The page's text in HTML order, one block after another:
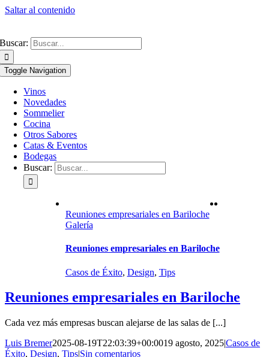
Saltar al contenido
Buscar:
Toggle Navigation
Vinos
Novedades
Sommelier
Cocina
Otros Sabores
Catas & Eventos
Bodegas
Buscar:
Reuniones empresariales en Bariloche
Galería
Reuniones empresariales en Bariloche
Casos de Éxito, Design, Tips
Reuniones empresariales en Bariloche
Cada vez más empresas buscan alejarse de las salas de [...]
Luis Bremer2025-08-19T22:03:39+00:0019 agosto, 2025|Casos de
Éxito, Design, Tips|Sin comentarios